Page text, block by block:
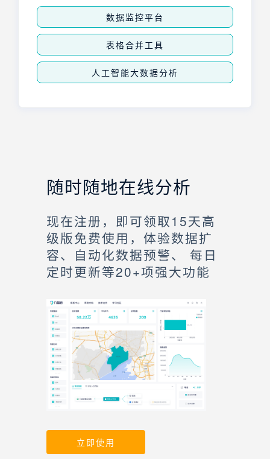
数据监控平台
表格合并工具
人工智能大数据分析
随时随地在线分析
现在注册，即可领取15天高
级版免费使用，体验数据扩
容、自动化数据预警、 每日
定时更新等20+项强大功能
立即使用